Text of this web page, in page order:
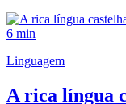
6 min
Linguagem
A rica língua